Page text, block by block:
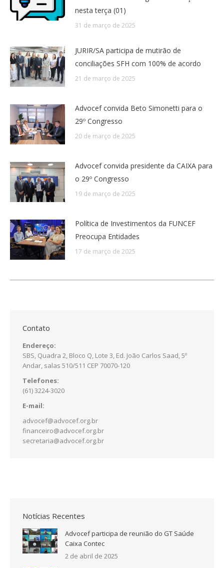
nesta terça (01)
31 de março de 2025
JURIR/SA participa de mutirão de
conciliações SFH com 100% de acordo
21 de março de 2025
Advocef convida Beto Simonetti para o
29º Congresso
20 de março de 2025
Advocef convida presidente da CAIXA para
o 29º Congresso
19 de março de 2025
Política de Investimentos da FUNCEF
Preocupa Entidades
17 de março de 2025
Contato
Endereço:
SBS, Quadra 2, Bloco Q, Lote 3, Ed. João Carlos Saad, 5º
Andar, salas 510/511 CEP 70070-120
Telefones:
(61) 3224-3020
E-mail:
advocef@advocef.org.br
financeiro@advocef.org.br
secretaria@advocef.org.br
Notícias Recentes
Advocef participa de reunião do GT Saúde
Caixa Contec
2 de abril de 2025